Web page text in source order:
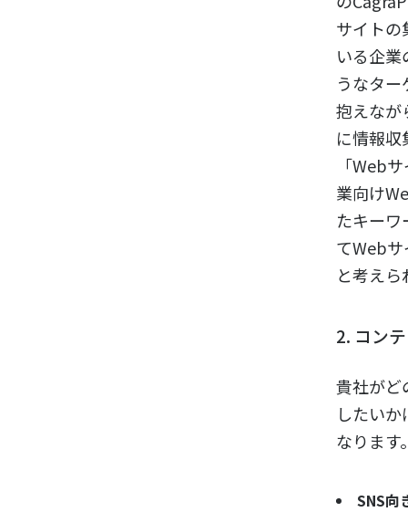
サイトの
いる企
うなタ
抱えなが
に情報収
「Web
業向け
たキー
てWeb
と考えら
2. コン
貴社がど
したい
なります
SNS向